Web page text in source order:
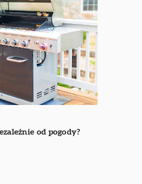
od pogody?